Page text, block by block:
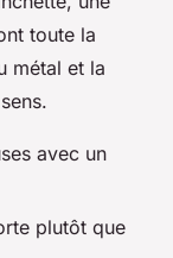
toute la
métal et la
avec un
plutôt que